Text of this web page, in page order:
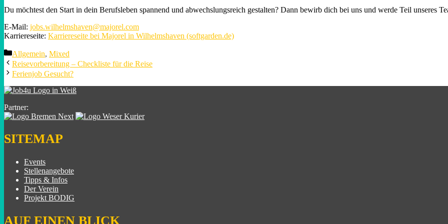
Du möchtest den Start in dein Berufsleben spannend und abwechslungsreich gestalten? Dann bewirb dich bei uns und werde Teil unseres
E-Mail: jobs.wilhelmshaven@majorel.com
Karriereseite: Karriereseite bei Majorel in Wilhelmshaven (softgarden.de)
Categories
Allgemein, Mixed
Reisevorbereitung – Checkliste für die Reise
Ferienjob Gesucht?
Partner:
SITEMAP
Events
Stellenangebote
Tipps & Infos
Der Verein
Projekt BODIG
AUF EINEN BLICK